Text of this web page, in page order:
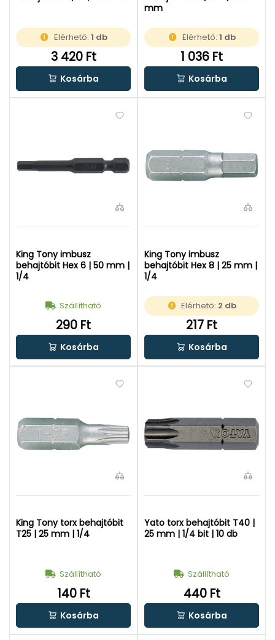
Elérhető: 1 db
3 420 Ft
Kosárba
mm
Elérhető: 1 db
1 036 Ft
Kosárba
King Tony imbusz
behajtóbit Hex 6 | 50 mm |
1/4
Szállítható
290 Ft
Kosárba
King Tony imbusz
behajtóbit Hex 8 | 25 mm |
1/4
Elérhető: 2 db
217 Ft
Kosárba
King Tony torx behajtóbit
T25 | 25 mm | 1/4
Szállítható
140 Ft
Kosárba
Yato torx behajtóbit T40 |
25 mm | 1/4 bit | 10 db
Szállítható
440 Ft
Kosárba